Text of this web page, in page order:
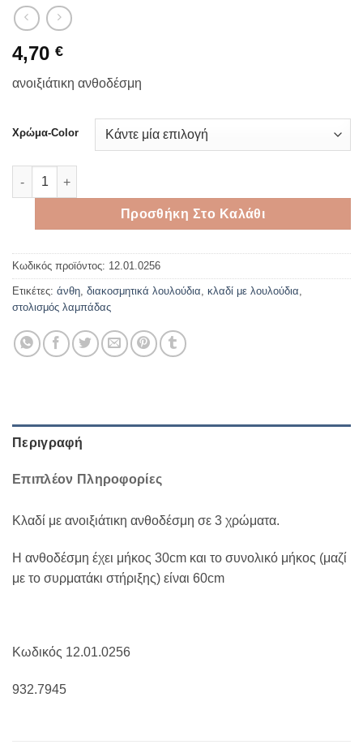
4,70 €
ανοιξιάτικη ανθοδέσμη
Χρώμα-Color
Ανοιξιάτικη ανθοδέσμη σε 3 χρώματα ποσότητα
Προσθήκη Στο Καλάθι
Κωδικός προϊόντος: 12.01.0256
Ετικέτες: άνθη, διακοσμητικά λουλούδια, κλαδί με λουλούδια,
στολισμός λαμπάδας
Περιγραφή
Επιπλέον Πληροφορίες
Kλαδί με ανοιξιάτικη ανθοδέσμη σε 3 χρώματα.
Η ανθοδέσμη έχει μήκος 30cm και το συνολικό μήκος (μαζί
με το συρματάκι στήριξης) είναι 60cm
Κωδικός 12.01.0256
932.7945